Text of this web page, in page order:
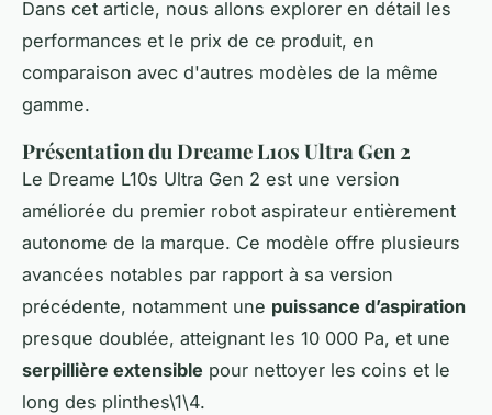
Dans cet article, nous allons explorer en détail les
performances et le prix de ce produit, en
comparaison avec d'autres modèles de la même
gamme.
Présentation du Dreame L10s Ultra Gen 2
Le Dreame L10s Ultra Gen 2 est une version
améliorée du premier robot aspirateur entièrement
autonome de la marque. Ce modèle offre plusieurs
avancées notables par rapport à sa version
précédente, notamment une puissance d’aspiration
presque doublée, atteignant les 10 000 Pa, et une
serpillière extensible pour nettoyer les coins et le
long des plinthes\1\4.